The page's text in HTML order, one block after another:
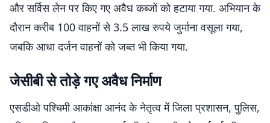
और सर्विस लेन पर किए गए अवैध कब्जों को हटाया गया. अभियान के
दौरान करीब 100 वाहनों से 3.5 लाख रुपये जुर्माना वसूला गया,
जबकि आधा दर्जन वाहनों को जब्त भी किया गया.
जेसीबी से तोड़े गए अवैध निर्माण
एसडीओ पश्चिमी आकांक्षा आनंद के नेतृत्व में जिला प्रशासन, पुलिस,